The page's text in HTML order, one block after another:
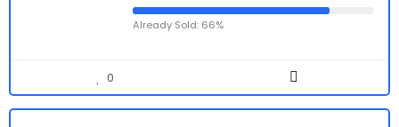
Already Sold: 66%
0